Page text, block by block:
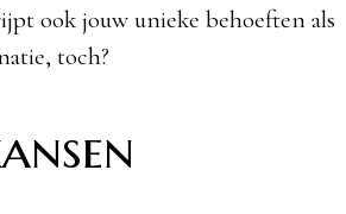
ook jouw unieke behoeften als
toch?